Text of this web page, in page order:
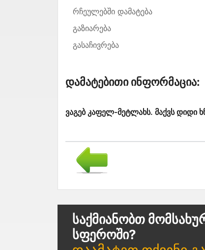
რჩეულებში დამატება
გაზიარება
გასაჩივრება
Დამატებითი Ინფორმაცია:
ვაგებ კაფელ-მეტლახს. მაქვს დიდი
Საქმიანობთ
Სფეროში?